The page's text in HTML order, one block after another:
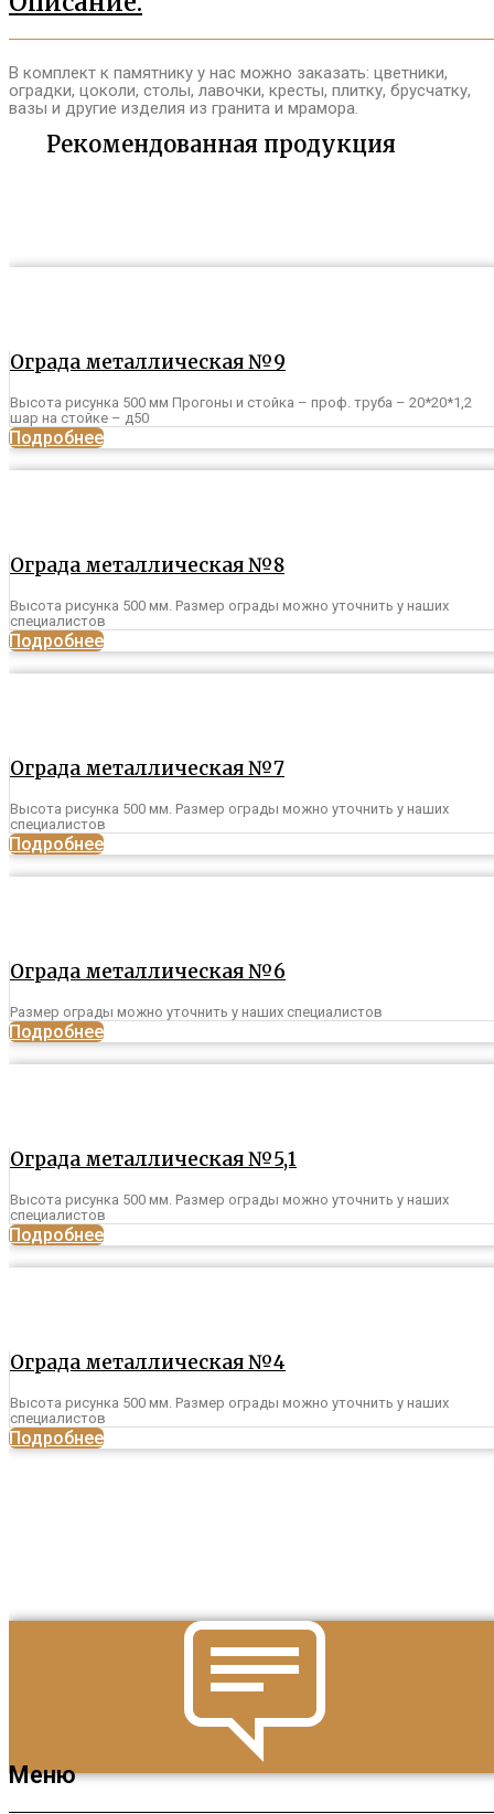
В комплект к памятнику у нас можно заказать: цветники,
оградки, цоколи, столы, лавочки, кресты, плитку, брусчатку,
вазы и другие изделия из гранита и мрамора.
Рекомендованная продукция
Ограда металлическая №9
Высота рисунка 500 мм Прогоны и стойка – проф. труба – 20*20*1,2
шар на стойке – д50
Подробнее
Ограда металлическая №8
Высота рисунка 500 мм. Размер ограды можно уточнить у наших
специалистов
Подробнее
Ограда металлическая №7
Высота рисунка 500 мм. Размер ограды можно уточнить у наших
специалистов
Подробнее
Ограда металлическая №6
Размер ограды можно уточнить у наших специалистов
Подробнее
Ограда металлическая №5,1
Высота рисунка 500 мм. Размер ограды можно уточнить у наших
специалистов
Подробнее
Ограда металлическая №4
Высота рисунка 500 мм. Размер ограды можно уточнить у наших
специалистов
Подробнее
Меню